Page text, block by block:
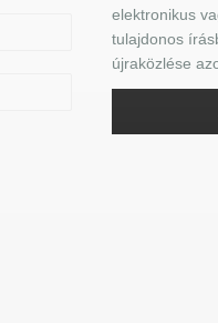
elektronikus
tulajdonos
újraközlése